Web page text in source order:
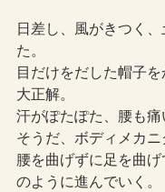
日差し、風がきつく
た。
目だけをだした帽子を
大正解。
汗がぽたぽた、腰も痛
そうだ、ボディメカニ
腰を曲げずに足を曲
のように進んでいく。